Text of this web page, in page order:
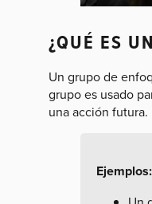
¿QUÉ ES
Un grupo de
grupo es usado
una acción futura.
Ejemplos: